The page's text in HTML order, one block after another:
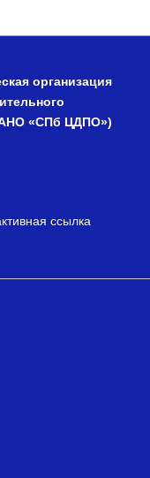
организация
«СПб ЦДПО»)
ссылка